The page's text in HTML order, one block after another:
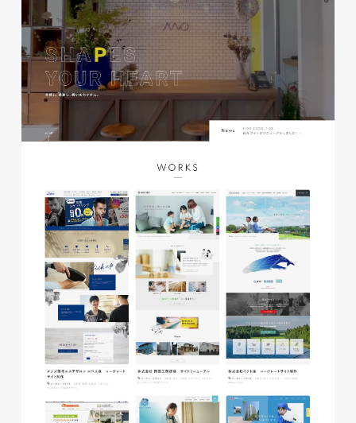
glitter8様 スタンドバナー
#アパレル・ファッション
glitter8様 A4スタンドバナ
#アパレル・ファッション
#A4スタンドバナー